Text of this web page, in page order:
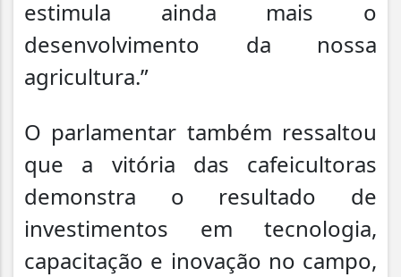
estimula ainda mais o
desenvolvimento da nossa
agricultura.”
O parlamentar também ressaltou
que a vitória das cafeicultoras
demonstra o resultado de
investimentos em tecnologia,
capacitação e inovação no campo,